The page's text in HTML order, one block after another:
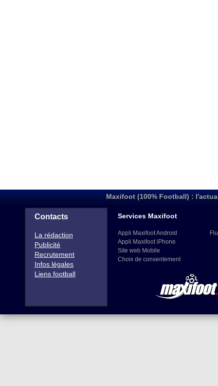
Maxifoot (100% Football) :
Contacts
La rédaction
Publicité
Recrutement
Infos légales
Liens football
Services Maxifoot
Appli Maxifoot Android
Appli Maxifoot iPhone
Site web Mobile
Choix de consentement